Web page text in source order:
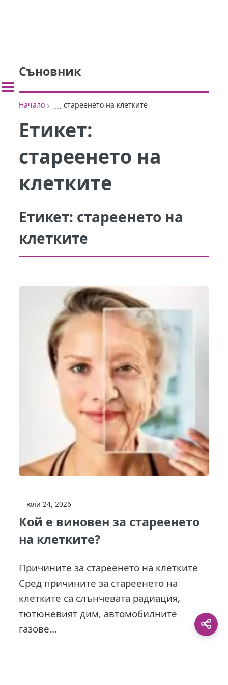
Съновник
Начало › ... стареенето на клетките
Етикет:
стареенето на
клетките
Етикет: стареенето на
клетките
юли 24, 2026
Кой е виновен за стареенето
на клетките?
Причините за стареенето на клетките
Сред причините за стареенето на
клетките са слънчевата радиация,
тютюневият дим, автомобилните
газове...